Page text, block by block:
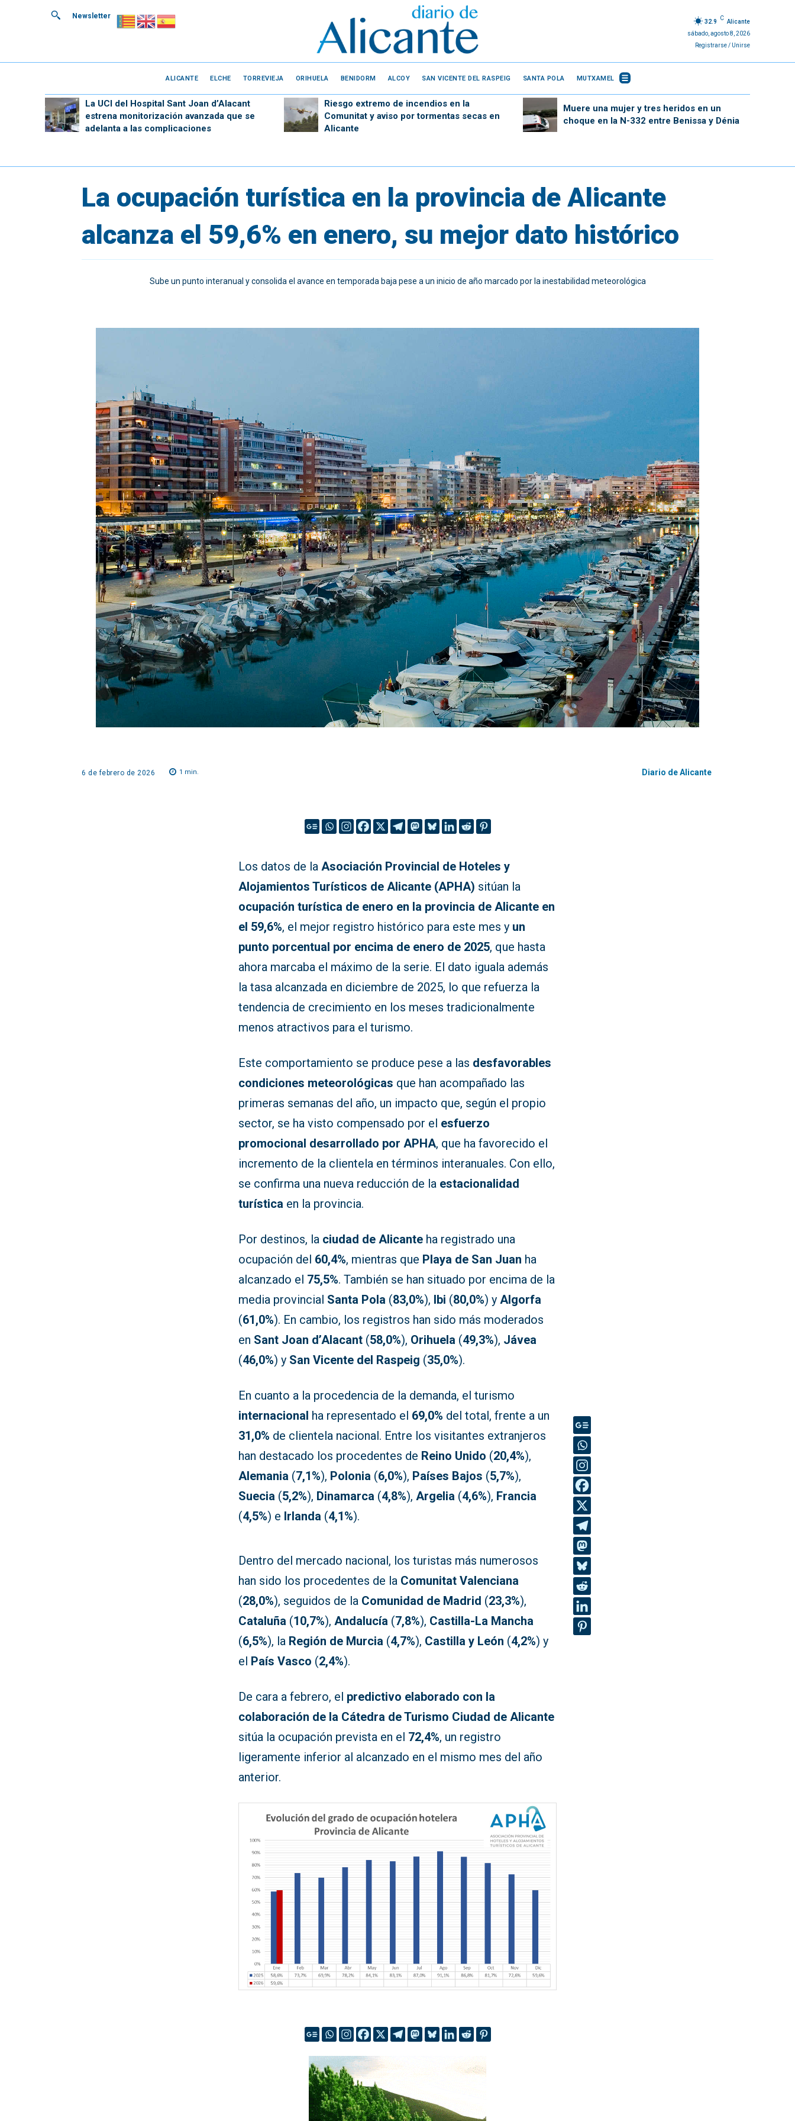
Newsletter
32.9
C
Alicante
sábado, agosto 8, 2026
Registrarse / Unirse
ALICANTE ELCHE TORREVIEJA ORIHUELA BENIDORM ALCOY SAN VICENTE DEL RASPEIG SANTA POLA MUTXAMEL
La UCI del Hospital Sant Joan d’Alacant
estrena monitorización avanzada que se
adelanta a las complicaciones
Riesgo extremo de incendios en la
Comunitat y aviso por tormentas secas en
Alicante
Muere una mujer y tres heridos en un
choque en la N-332 entre Benissa y Dénia
La ocupación turística en la provincia de Alicante
alcanza el 59,6% en enero, su mejor dato histórico
Sube un punto interanual y consolida el avance en temporada baja pese a un inicio de año marcado por la inestabilidad meteorológica
6 de febrero de 2026 1 min. Diario de Alicante
Los datos de laAsociación Provincial de Hoteles y
Alojamientos Turísticos de Alicante (APHA) sitúan la
ocupación turística de enero en la provincia de Alicante en
el 59,6%, el mejor registro histórico para este mes y un
punto porcentual por encima de enero de 2025, que hasta
ahora marcaba el máximo de la serie. El dato iguala además
la tasa alcanzada en diciembre de 2025, lo que refuerza la
tendencia de crecimiento en los meses tradicionalmente
menos atractivos para el turismo.
Este comportamiento se produce pese a las desfavorables
condiciones meteorológicas que han acompañado las
primeras semanas del año, un impacto que, según el propio
sector, se ha visto compensado por el esfuerzo
promocional desarrollado por APHA, que ha favorecido el
incremento de la clientela en términos interanuales. Con ello,
se confirma una nueva reducción de la estacionalidad
turística en la provincia.
Por destinos, la ciudad de Alicante ha registrado una
ocupación del 60,4%, mientras que Playa de San Juan ha
alcanzado el 75,5%. También se han situado por encima de la
media provincial Santa Pola (83,0%), Ibi (80,0%) yAlgorfa
(61,0%). En cambio, los registros han sido más moderados
en Sant Joan d’Alacant (58,0%), Orihuela (49,3%), Jávea
(46,0%) y San Vicente del Raspeig (35,0%).
En cuanto a la procedencia de la demanda, el turismo
internacional ha representado el 69,0% del total, frente a un
31,0% de clientela nacional. Entre los visitantes extranjeros
han destacado los procedentes de Reino Unido (20,4%),
Alemania (7,1%), Polonia (6,0%), Países Bajos (5,7%),
Suecia (5,2%), Dinamarca (4,8%),Argelia (4,6%), Francia
(4,5%) e Irlanda (4,1%).
Dentro del mercado nacional, los turistas más numerosos
han sido los procedentes de la Comunitat Valenciana
(28,0%), seguidos de la Comunidad de Madrid (23,3%),
Cataluña (10,7%),Andalucía (7,8%), Castilla-La Mancha
(6,5%), la Región de Murcia (4,7%), Castilla y León (4,2%) y
el País Vasco (2,4%).
De cara a febrero, el predictivo elaborado con la
colaboración de la Cátedra de Turismo Ciudad de Alicante
sitúa la ocupación prevista en el 72,4%, un registro
ligeramente inferior al alcanzado en el mismo mes del año
anterior.